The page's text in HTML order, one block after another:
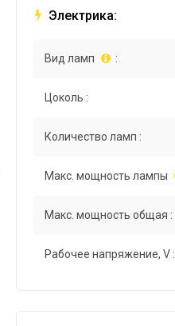
Электрика:
Вид ламп :
Цоколь :
Количество ламп :
Макс. мощность лампы
Макс. мощность общая :
Рабочее напряжение, V :